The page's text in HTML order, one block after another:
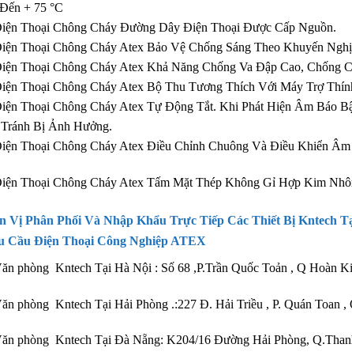
+ 75 °C
Thoại Chông Cháy Đường Dây Điện Thoại Được Cấp Nguồn.
Thoại Chông Cháy Atex Bảo Vệ Chống Sáng Theo Khuyến
Thoại Chông Cháy Atex Khả Năng Chống Va Đập Cao, Chống
Thoại Chông Cháy Atex Bộ Thu Tương Thích Với Máy Trợ
Thoại Chông Cháy Atex Tự Động Tắt. Khi Phát Hiện Âm Báo
Bị Ảnh Hưởng.
Thoại Chông Cháy Atex Điều Chỉnh Chuông Và Điều Khiển
Thoại Chông Cháy Atex Tấm Mặt Thép Không Gỉ Hợp Kim
Vị Phân Phối Và Nhập Khẩu Trực Tiếp Các Thiết Bị Kntech
Cầu Điện Thoại Công Nghiệp ATEX
phòng Kntech Tại Hà Nội : Số 68 ,P.Trần Quốc Toản , Q Hoàn
phòng Kntech Tại Hải Phòng .:227 Đ. Hải Triều , P. Quán Toan
phòng Kntech Tại Đà Nẵng: K204/16 Đường Hải Phòng,